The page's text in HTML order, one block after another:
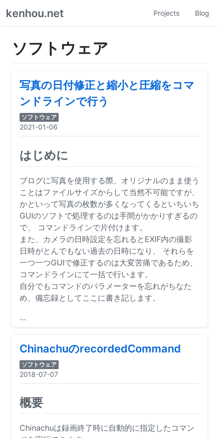
kenhou.net Projects Blog
ソフトウェア
写真の日付修正と縮小と圧縮をコマ
ンドラインで行う
ソフトウェア
2021-01-06
はじめに
ブログに写真を使用する際、オリジナルのまま使う
ことはファイルサイズからして当然不可能ですが、
かといって写真の枚数が多くなってくるといちいち
GUIのソフトで処理するのは手間がかかりすぎるの
で、 コマンドラインで片付けます。
また、カメラの日時設定を忘れるとEXIF内の撮影
日時がとんでもない過去の日時になり、 それらを
一つ一つGUIで修正するのは大変苦痛であるため、
コマンドラインにて一括で行います。
自分でもコマンドのパラメーターを忘れがちなた
め、備忘録としてここに書き記します。
…
ChinachuのrecordedCommand
ソフトウェア
2018-07-07
概要
Chinachuは録画終了時に自動的に指定したコマン